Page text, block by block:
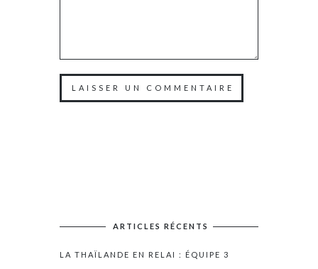
ARTICLES RÉCENTS
LA THAÏLANDE EN RELAI : ÉQUIPE 3